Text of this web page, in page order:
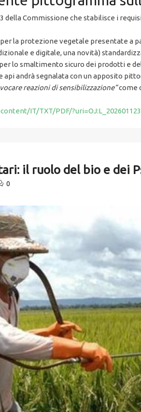
della Commissione che stabilisce i
la protezione vegetale presentate a
e digitale, una novità)
lo smaltimento sicuro dei prodotti e
api andrà segnalata con un apposito
reazioni di sensibilizzazione”come
IT/TXT/PDF/?uri=OJ:L_202601123
il ruolo del bio e dei
0